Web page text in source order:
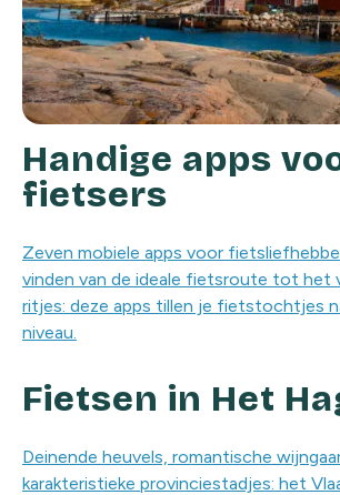
Handige apps
fietsers
Zeven mobiele apps voor
vinden van de ideale fietsroute tot het
ritjes: deze apps tillen je fietstochtjes
niveau.
Fietsen in Het
Deinende heuvels, romantische
karakteristieke provinciestadjes: het